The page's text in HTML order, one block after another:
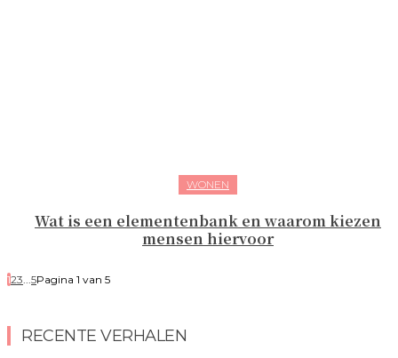
WONEN
Wat is een elementenbank en waarom kiezen
mensen hiervoor
123 5Pagina 1 van 5
RECENTE VERHALEN